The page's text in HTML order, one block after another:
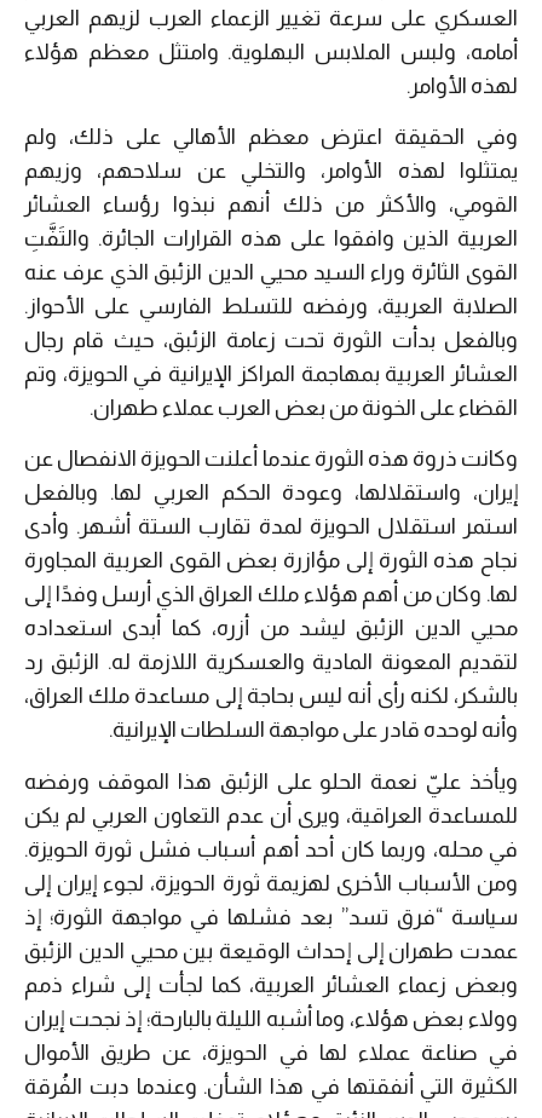
العسكري على سرعة تغيير الزعماء العرب لزيهم العربي
أمامه، ولبس الملابس البهلوية. وامتثل معظم هؤلاء
لهذه الأوامر.
وفي الحقيقة اعترض معظم الأهالي على ذلك، ولم
يمتثلوا لهذه الأوامر، والتخلي عن سلاحهم، وزيهم
القومي، والأكثر من ذلك أنهم نبذوا رؤساء العشائر
العربية الذين وافقوا على هذه القرارات الجائرة. والتَفَّتِ
القوى الثائرة وراء السيد محيي الدين الزئبق الذي عرف عنه
الصلابة العربية، ورفضه للتسلط الفارسي على الأحواز.
وبالفعل بدأت الثورة تحت زعامة الزئبق، حيث قام رجال
العشائر العربية بمهاجمة المراكز الإيرانية في الحويزة، وتم
القضاء على الخونة من بعض العرب عملاء طهران.
وكانت ذروة هذه الثورة عندما أعلنت الحويزة الانفصال عن
إيران، واستقلالها، وعودة الحكم العربي لها. وبالفعل
استمر استقلال الحويزة لمدة تقارب الستة أشهر. وأدى
نجاح هذه الثورة إلى مؤازرة بعض القوى العربية المجاورة
لها. وكان من أهم هؤلاء ملك العراق الذي أرسل وفدًا إلى
محيي الدين الزئبق ليشد من أزره، كما أبدى استعداده
لتقديم المعونة المادية والعسكرية اللازمة له. الزئبق رد
بالشكر، لكنه رأى أنه ليس بحاجة إلى مساعدة ملك العراق،
وأنه لوحده قادر على مواجهة السلطات الإيرانية.
ويأخذ عليّ نعمة الحلو على الزئبق هذا الموقف ورفضه
للمساعدة العراقية، ويرى أن عدم التعاون العربي لم يكن
في محله، وربما كان أحد أهم أسباب فشل ثورة الحويزة.
ومن الأسباب الأخرى لهزيمة ثورة الحويزة، لجوء إيران إلى
سياسة “فرق تسد” بعد فشلها في مواجهة الثورة؛ إذ
عمدت طهران إلى إحداث الوقيعة بين محيي الدين الزئبق
وبعض زعماء العشائر العربية، كما لجأت إلى شراء ذمم
وولاء بعض هؤلاء، وما أشبه الليلة بالبارحة؛ إذ نجحت إيران
في صناعة عملاء لها في الحويزة، عن طريق الأموال
الكثيرة التي أنفقتها في هذا الشأن. وعندما دبت الفُرقة